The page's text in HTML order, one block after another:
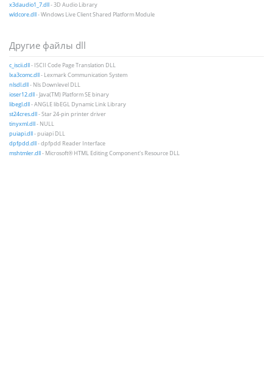
x3daudio1_7.dll- 3D Audio Library
wldcore.dll- Windows Live Client Shared Platform Module
Другие файлы dll
c_iscii.dll- ISCII Code Page Translation DLL
lxa3comc.dll- Lexmark Communication System
nlsdl.dll- Nls Downlevel DLL
ioser12.dll- Java(TM) Platform SE binary
libegl.dll- ANGLE libEGL Dynamic Link Library
st24cres.dll- Star 24-pin printer driver
tinyxml.dll- NULL
puiapi.dll- puiapi DLL
dpfpdd.dll- dpfpdd Reader Interface
mshtmler.dll- Microsoft® HTML Editing Component's Resource DLL